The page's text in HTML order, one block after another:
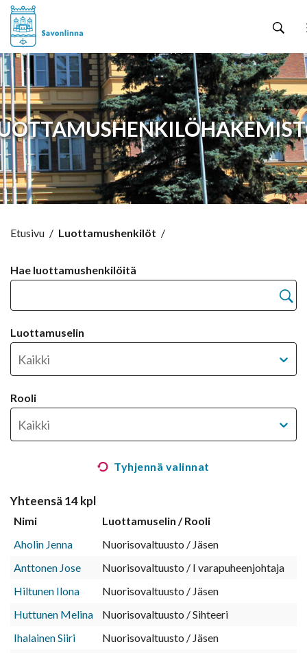
Etusivu / Luottamushenkilöt /
Hae luottamushenkilöitä
Luottamuselin
Kaikki
Rooli
Kaikki
Tyhjennä valinnat
Yhteensä14kpl
Nimi Luottamuselin / Rooli
Aholin Jenna
Nuorisovaltuusto / Jäsen
Anttonen Jose
Nuorisovaltuusto / I varapuheenjohtaja
Hiltunen Ilona
Nuorisovaltuusto / Jäsen
Huttunen Melina
Nuorisovaltuusto / Sihteeri
Ihalainen Siiri
Nuorisovaltuusto / Jäsen